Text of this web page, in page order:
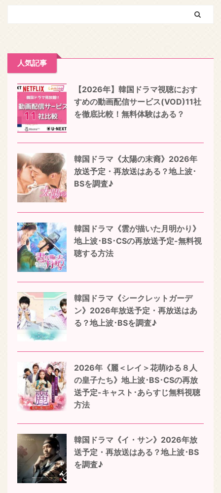
人気記事
【2026年】韓国ドラマ視聴におす
すめの動画配信サービス(VOD)11社
を徹底比較！無料体験はある？
韓国ドラマ《太陽の末裔》2026年
放送予定・再放送はある？地上波･
BSを調査♪
韓国ドラマ《雲が描いた月明かり》
地上波･BS･CSの再放送予定-無料視
聴する方法
韓国ドラマ《シークレットガーデ
ン》2026年放送予定・再放送はあ
る？地上波･BSを調査♪
2026年《麗＜レイ＞花萌ゆる８人
の皇子たち》地上波･BS･CSの再放
送予定-キャスト･あらすじ無料視聴
方法
韓国ドラマ《イ・サン》2026年放
送予定・再放送はある？地上波･BS
を調査♪